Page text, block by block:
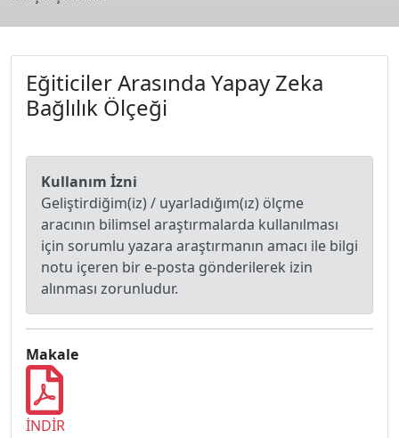
Eğiticiler Arasında Yapay Zeka
Bağlılık Ölçeği
Kullanım İzni
Geliştirdiğim(iz) / uyarladığım(ız) ölçme
aracının bilimsel araştırmalarda kullanılması
için sorumlu yazara araştırmanın amacı ile bilgi
notu içeren bir e-posta gönderilerek izin
alınması zorunludur.
Makale
İNDİR